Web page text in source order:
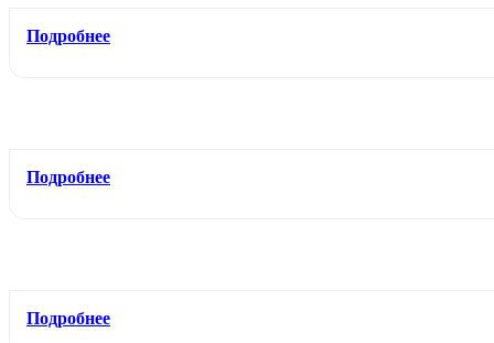
Подробнее
Подробнее
Подробнее